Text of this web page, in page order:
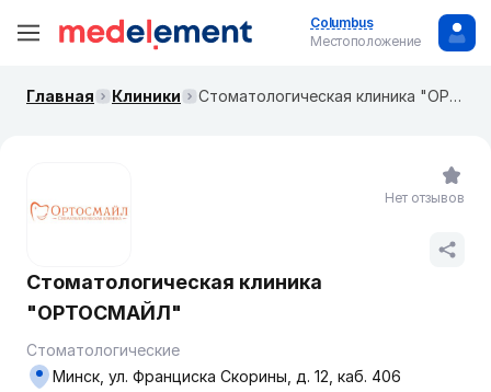
Columbus
Местоположение
Главная Клиники Стоматологическая клиника "ОРТОСМАЙЛ"
Стоматологическая клиника
"ОРТОСМАЙЛ"
Стоматологические
Минск, ул. Франциска Скорины, д. 12, каб. 406
Нет отзывов